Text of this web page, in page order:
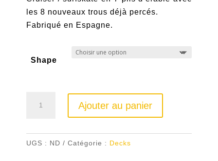
était :
90,00 €.
est :
les 8 nouveaux trous déjà percés.
Fabriqué en Espagne.
Shape
Ajouter au panier
UGS : ND Catégorie : Decks